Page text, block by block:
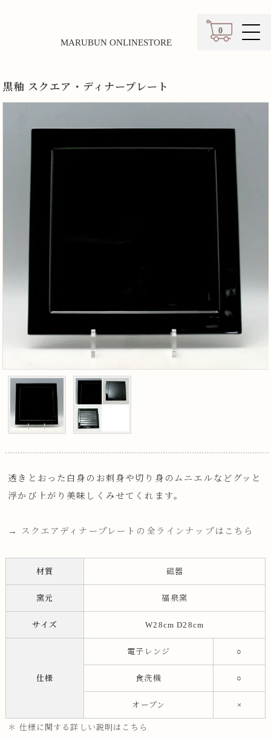
0
カート
MARUBUN ONLINESTORE
黒釉 スクエア・ディナープレート
透きとおった白身のお刺身や切り身のムニエルなどグッと
浮かび上がり美味しくみせてくれます。
→ スクエアディナープレートの全ラインナップはこちら
材質 磁器
窯元 福泉窯
サイズ W28cm D28cm
仕様
電子レンジ ○
食洗機 ○
オーブン ×
＊ 仕様に関する詳しい説明はこちら